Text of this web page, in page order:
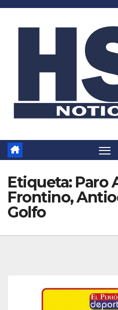
Saltar
Etiqueta: Paro
Frontino,
Golfo